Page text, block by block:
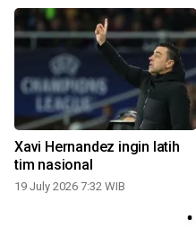
Xavi Hernandez ingin latih
tim nasional
19 July 2026 7:32 WIB